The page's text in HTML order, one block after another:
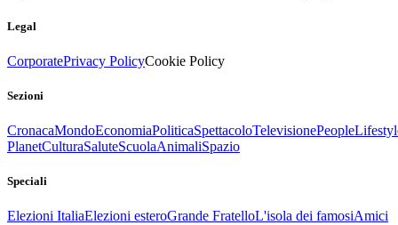
Legal
CorporatePrivacy PolicyCookie Policy
Sezioni
CronacaMondoEconomiaPoliticaSpettacoloTelevisionePeople
PlanetCulturaSaluteScuolaAnimaliSpazio
Speciali
Elezioni ItaliaElezioni esteroGrande FratelloL'isola dei famosiAmici